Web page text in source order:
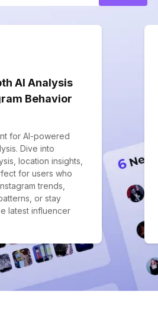
AI Analysis
Behavior
for AI-powered
Dive into
location insights,
for users who
trends,
or stay
latest influencer